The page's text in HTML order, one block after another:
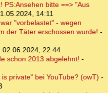
PS:Ansehen bitte ==> "Aus
14:11
"vorbelastet" - wegen
der Täter erschossen wurde! -
02.06.2024, 22:44
schon 2013 abgelehnt! -
private" bei YouTube? (owT) -